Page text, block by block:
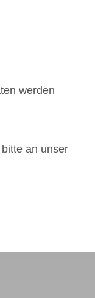
werden
an unser